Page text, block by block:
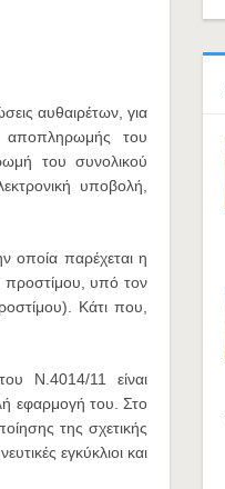
αυθαιρέτων, για
αποπληρωμής του
του συνολικού
υποβολή,
οποία παρέχεται η
προστίμου, υπό τον
Κάτι που,
Ν.4014/11 είναι
εφαρμογή του. Στο
της σχετικής
εγκύκλιοι και